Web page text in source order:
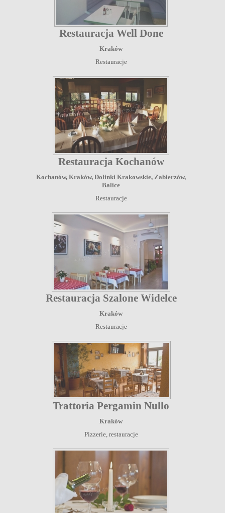
Restauracja Well Done
Kraków
Restauracje
Restauracja Kochanów
Kochanów, Kraków, Dolinki Krakowskie, Zabierzów,
Balice
Restauracje
Restauracja Szalone Widelce
Kraków
Restauracje
Trattoria Pergamin Nullo
Kraków
Pizzerie, restauracje